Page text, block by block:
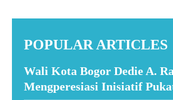
POPULAR ARTICLES
Wali Kota Bogor Dedie A.
Mengperesiasi Inisiatif